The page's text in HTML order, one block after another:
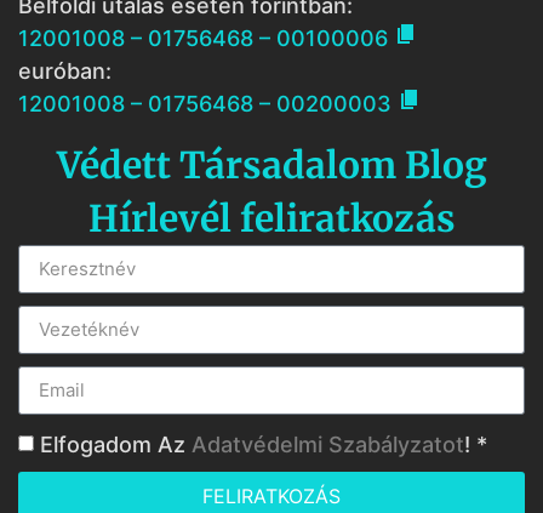
Belföldi utalás esetén forintban:
12001008 – 01756468 – 00100006 
euróban:
12001008 – 01756468 – 00200003 
Védett Társadalom Blog
Hírlevél feliratkozás
Elfogadom Az Adatvédelmi Szabályzatot! *
FELIRATKOZÁS